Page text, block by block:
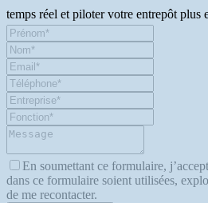
temps réel et piloter votre entrepôt plus
En soumettant ce formulaire,
dans ce formulaire soient utilisées,
de me recontacter.